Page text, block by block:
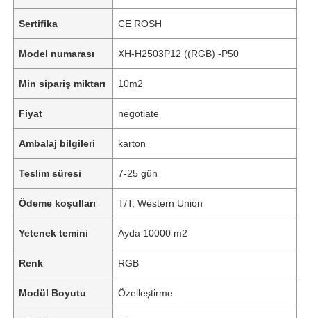
Sertifika CE ROSH
Model numarası XH-H2503P12 ((RGB) -P50
Min sipariş miktarı 10m2
Fiyat negotiate
Ambalaj bilgileri karton
Teslim süresi 7-25 gün
Ödeme koşulları T/T, Western Union
Yetenek temini Ayda 10000 m2
Renk RGB
Modül Boyutu Özelleştirme